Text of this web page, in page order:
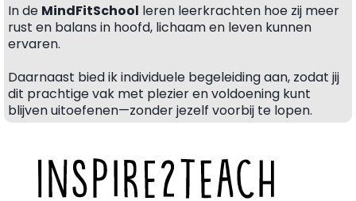
In de MindFitSchool leren leerkrachten hoe zij meer
rust en balans in hoofd, lichaam en leven kunnen
ervaren.
Daarnaast bied ik individuele begeleiding aan, zodat jij
dit prachtige vak met plezier en voldoening kunt
blijven uitoefenen—zonder jezelf voorbij te lopen.